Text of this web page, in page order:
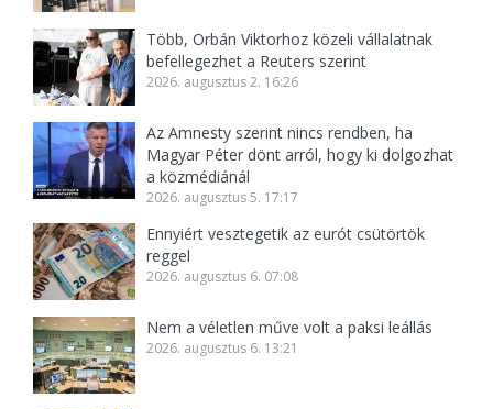
Több, Orbán Viktorhoz közeli vállalatnak
befellegezhet a Reuters szerint
2026. augusztus 2. 16:26
Az Amnesty szerint nincs rendben, ha
Magyar Péter dönt arról, hogy ki dolgozhat
a közmédiánál
2026. augusztus 5. 17:17
Ennyiért vesztegetik az eurót csütörtök
reggel
2026. augusztus 6. 07:08
Nem a véletlen műve volt a paksi leállás
2026. augusztus 6. 13:21